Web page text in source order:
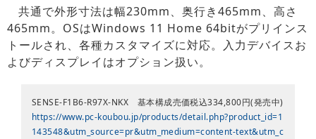
共通で外形寸法は幅230mm、奥行き465mm、高さ
465mm。OSはWindows 11 Home 64bitがプリインス
トールされ、各種カスタマイズに対応。入力デバイスお
よびディスプレイはオプション扱い。
SENSE-F1B6-R97X-NKX 基本構成売価税込334,800円(発売中)
https://www.pc-koubou.jp/products/detail.php?product_id=1
143548&utm_source=pr&utm_medium=content-text&utm_c